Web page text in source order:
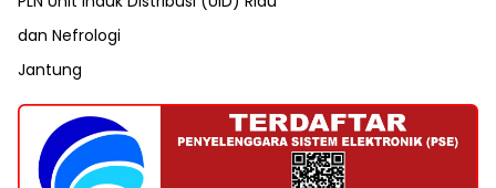
dan Nefrologi
Jantung